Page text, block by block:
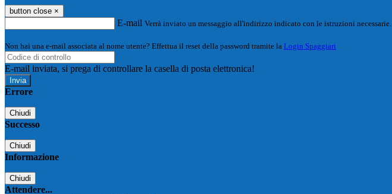
button close ×
E-mail Verrà inviato un messaggio all'indirizzo indicato con le istruzioni necessarie.
Non hai una e-mail associata al nome utente? Effettua il reset della password tramite la Login Spaggiari
E-mail inviata, si prega di controllare la casella di posta elettronica!
Errore
Chiudi
Successo
Chiudi
Informazione
Chiudi
Attendere...